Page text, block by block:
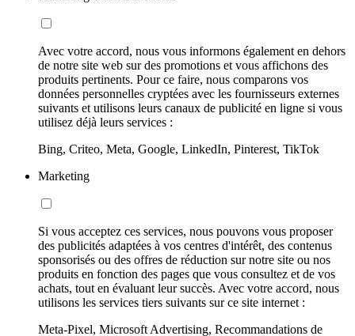
Avec votre accord, nous vous informons également en dehors
de notre site web sur des promotions et vous affichons des
produits pertinents. Pour ce faire, nous comparons vos
données personnelles cryptées avec les fournisseurs externes
suivants et utilisons leurs canaux de publicité en ligne si vous
utilisez déjà leurs services :
Bing, Criteo, Meta, Google, LinkedIn, Pinterest, TikTok
Marketing
Si vous acceptez ces services, nous pouvons vous proposer
des publicités adaptées à vos centres d'intérêt, des contenus
sponsorisés ou des offres de réduction sur notre site ou nos
produits en fonction des pages que vous consultez et de vos
achats, tout en évaluant leur succès. Avec votre accord, nous
utilisons les services tiers suivants sur ce site internet :
Meta-Pixel, Microsoft Advertising, Recommandations de